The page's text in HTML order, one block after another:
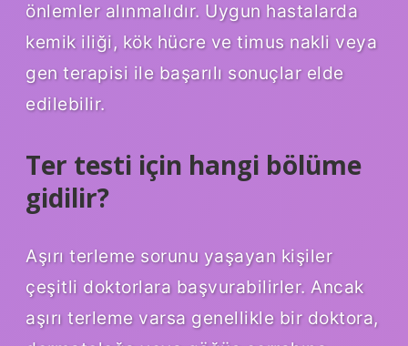
önlemler alınmalıdır. Uygun hastalarda
kemik iliği, kök hücre ve timus nakli veya
gen terapisi ile başarılı sonuçlar elde
edilebilir.
Ter testi için hangi bölüme
gidilir?
Aşırı terleme sorunu yaşayan kişiler
çeşitli doktorlara başvurabilirler. Ancak
aşırı terleme varsa genellikle bir doktora,